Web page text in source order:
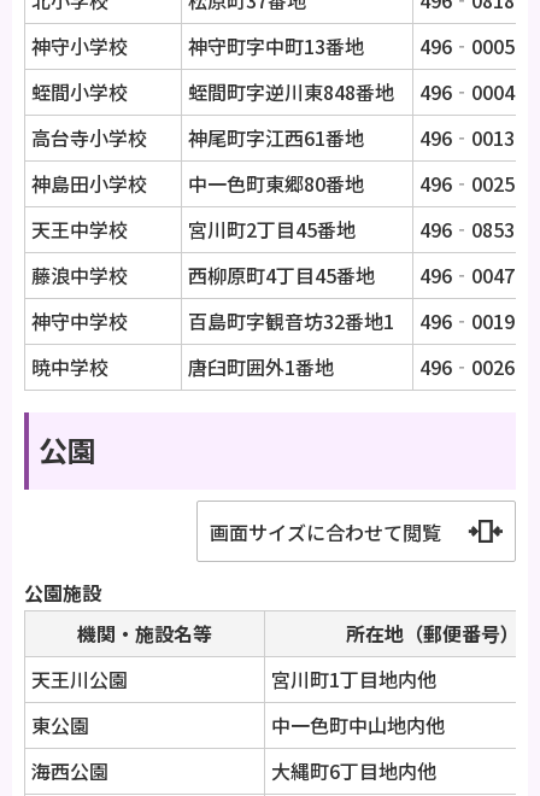
神守小学校
神守町字中町13番地 496‐0005
蛭間小学校
蛭間町字逆川東848番地 496‐0004
高台寺小学校
神尾町字江西61番地 496‐0013
神島田小学校
中一色町東郷80番地 496‐0025
天王中学校
宮川町2丁目45番地 496‐0853
藤浪中学校
西柳原町4丁目45番地 496‐0047
神守中学校
百島町字観音坊32番地1 496‐0019
暁中学校
唐臼町囲外1番地 496‐0026
公園
画面サイズに合わせて閲覧
公園施設
機関・施設名等
所在地（郵便番号）
天王川公園
宮川町1丁目地内他
東公園
中一色町中山地内他
海西公園
大縄町6丁目地内他